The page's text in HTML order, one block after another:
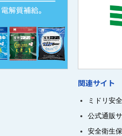
関連サイト
ミドリ安
公式通販
安全衛生